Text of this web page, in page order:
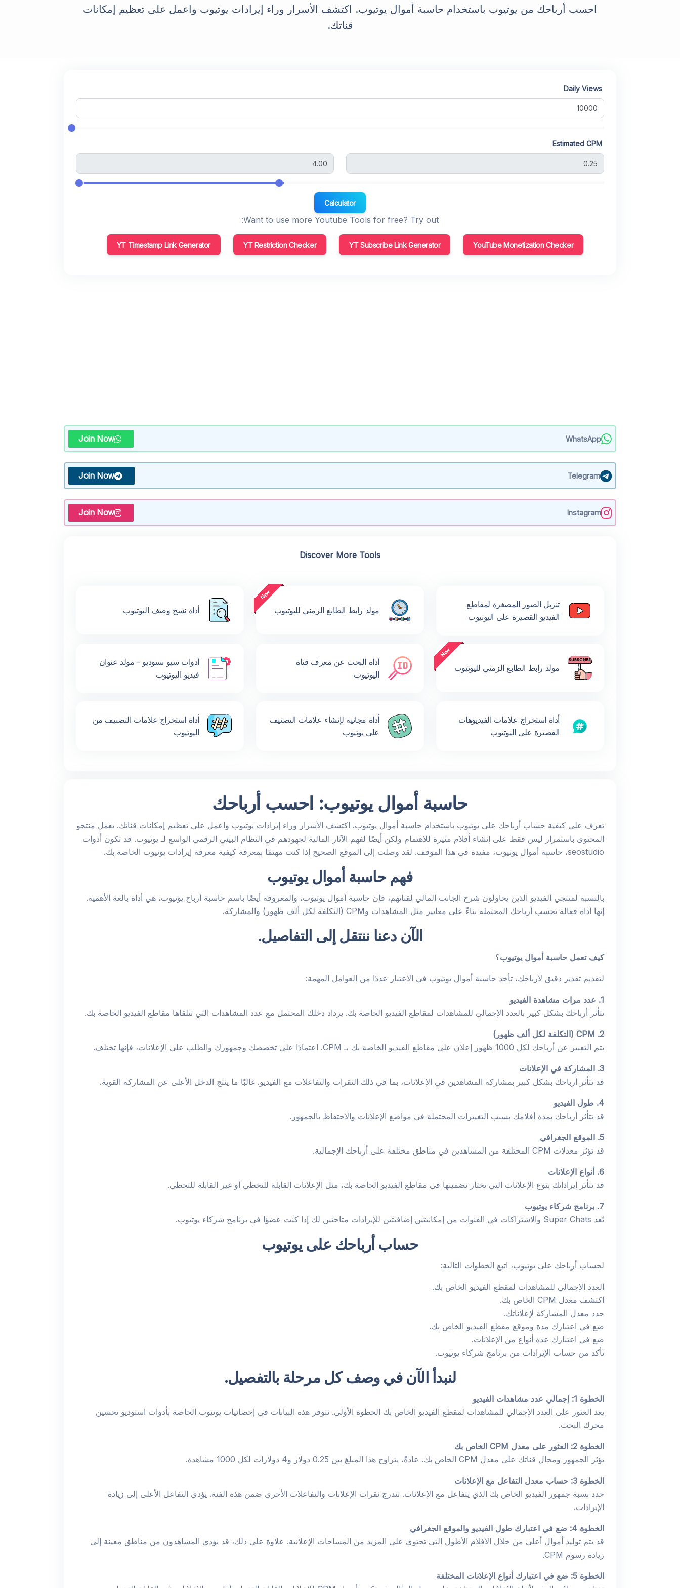
YouTube Description Generator
احسب أرباحك من يوتيوب باستخدام حاسبة أموال يوتيوب. اكتشف الأسرار وراء إيرادات يوتيوب واعمل على تعظيم إمكانات
قناتك.
Daily Views
Estimated CPM
Calculator
Want to use more Youtube Tools for free? Try out:
YouTube Monetization Checker
YT Subscribe Link Generator
YT Restriction Checker
YT Timestamp Link Generator
WhatsApp
Join Now
Telegram
Join Now
Instagram
Join Now
Discover More Tools
تنزيل الصور المصغرة لمقاطع
الفيديو القصيرة على اليوتيوب
مولد رابط الطابع الزمني لليوتيوب أداة نسخ وصف اليوتيوب
مولد رابط الطابع الزمني لليوتيوب
أداة البحث عن معرف قناة
اليوتيوب
أدوات سيو ستوديو - مولد عنوان
فيديو اليوتيوب
أداة استخراج علامات الفيديوهات
القصيرة على اليوتيوب
أداة مجانية لإنشاء علامات التصنيف
على يوتيوب
أداة استخراج علامات التصنيف من
اليوتيوب
حاسبة أموال يوتيوب: احسب أرباحك
تعرف على كيفية حساب أرباحك على يوتيوب باستخدام حاسبة أموال يوتيوب. اكتشف الأسرار وراء إيرادات يوتيوب واعمل على تعظيم إمكانات قناتك. يعمل منتجو
المحتوى باستمرار ليس فقط على إنشاء أفلام مثيرة للاهتمام ولكن أيضًا لفهم الآثار المالية لجهودهم في النظام البيئي الرقمي الواسع لـ يوتيوب. قد تكون أدوات
seostudio، حاسبة أموال يوتيوب، مفيدة في هذا الموقف. لقد وصلت إلى الموقع الصحيح إذا كنت مهتمًا بمعرفة كيفية معرفة إيرادات يوتيوب الخاصة بك.
فهم حاسبة أموال يوتيوب
بالنسبة لمنتجي الفيديو الذين يحاولون شرح الجانب المالي لقناتهم، فإن حاسبة أموال يوتيوب، والمعروفة أيضًا باسم حاسبة أرباح يوتيوب، هي أداة بالغة الأهمية.
إنها أداة فعالة تحسب أرباحك المحتملة بناءً على معايير مثل المشاهدات وCPM (التكلفة لكل ألف ظهور) والمشاركة.
الآن دعنا ننتقل إلى التفاصيل.
كيف تعمل حاسبة أموال يوتيوب؟
لتقديم تقدير دقيق لأرباحك، تأخذ حاسبة أموال يوتيوب في الاعتبار عددًا من العوامل المهمة:
1. عدد مرات مشاهدة الفيديو
تتأثر أرباحك بشكل كبير بالعدد الإجمالي للمشاهدات لمقاطع الفيديو الخاصة بك. يزداد دخلك المحتمل مع عدد المشاهدات التي تتلقاها مقاطع الفيديو الخاصة بك.
2. CPM (التكلفة لكل ألف ظهور)
يتم التعبير عن أرباحك لكل 1000 ظهور إعلان على مقاطع الفيديو الخاصة بك بـ CPM. اعتمادًا على تخصصك وجمهورك والطلب على الإعلانات، فإنها تختلف.
3. المشاركة في الإعلانات
قد تتأثر أرباحك بشكل كبير بمشاركة المشاهدين في الإعلانات، بما في ذلك النقرات والتفاعلات مع الفيديو. غالبًا ما ينتج الدخل الأعلى عن المشاركة القوية.
4. طول الفيديو
قد تتأثر أرباحك بمدة أفلامك بسبب التغييرات المحتملة في مواضع الإعلانات والاحتفاظ بالجمهور.
5. الموقع الجغرافي
قد تؤثر معدلات CPM المختلفة من المشاهدين في مناطق مختلفة على أرباحك الإجمالية.
6. أنواع الإعلانات
قد تتأثر إيراداتك بنوع الإعلانات التي تختار تضمينها في مقاطع الفيديو الخاصة بك، مثل الإعلانات القابلة للتخطي أو غير القابلة للتخطي.
7. برنامج شركاء يوتيوب
تُعد Super Chats والاشتراكات في القنوات من إمكانيتين إضافيتين للإيرادات متاحتين لك إذا كنت عضوًا في برنامج شركاء يوتيوب.
حساب أرباحك على يوتيوب
لحساب أرباحك على يوتيوب، اتبع الخطوات التالية:
العدد الإجمالي للمشاهدات لمقطع الفيديو الخاص بك.
اكتشف معدل CPM الخاص بك.
حدد معدل المشاركة لإعلاناتك.
ضع في اعتبارك مدة وموقع مقطع الفيديو الخاص بك.
ضع في اعتبارك عدة أنواع من الإعلانات.
تأكد من حساب الإيرادات من برنامج شركاء يوتيوب.
لنبدأ الآن في وصف كل مرحلة بالتفصيل.
الخطوة 1: إجمالي عدد مشاهدات الفيديو
يعد العثور على العدد الإجمالي للمشاهدات لمقطع الفيديو الخاص بك الخطوة الأولى. تتوفر هذه البيانات في إحصائيات يوتيوب الخاصة بأدوات استوديو تحسين
محرك البحث.
الخطوة 2: العثور على معدل CPM الخاص بك
يؤثر الجمهور ومجال قناتك على معدل CPM الخاص بك. عادةً، يتراوح هذا المبلغ بين 0.25 دولار و4 دولارات لكل 1000 مشاهدة.
الخطوة 3: حساب معدل التفاعل مع الإعلانات
حدد نسبة جمهور الفيديو الخاص بك الذي يتفاعل مع الإعلانات. تندرج نقرات الإعلانات والتفاعلات الأخرى ضمن هذه الفئة. يؤدي التفاعل الأعلى إلى زيادة
الإيرادات.
الخطوة 4: ضع في اعتبارك طول الفيديو والموقع الجغرافي
قد يتم توليد أموال أعلى من خلال الأفلام الأطول التي تحتوي على المزيد من المساحات الإعلانية. علاوة على ذلك، قد يؤدي المشاهدون من مناطق معينة إلى
زيادة رسوم CPM.
الخطوة 5: ضع في اعتبارك أنواع الإعلانات المختلفة